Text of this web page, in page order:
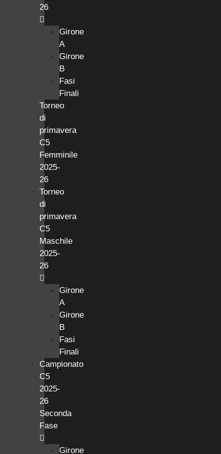
26
Girone
A
Girone
B
Fasi
Finali
Torneo
di
primavera
C5
Femminile
2025-
26
Torneo
di
primavera
C5
Maschile
2025-
26
Girone
A
Girone
B
Fasi
Finali
Campionato
C5
2025-
26
Seconda
Fase
Girone